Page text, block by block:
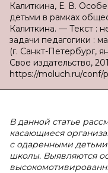
Калиткина, Е. В.
детьми в рамках
Калиткина. — Текст :
задачи педагогики :
(г. Санкт-Петербург,
Свое издательство,
https://moluch.ru/conf/
В данной статье
касающиеся
с одаренными
школы. Выявляются